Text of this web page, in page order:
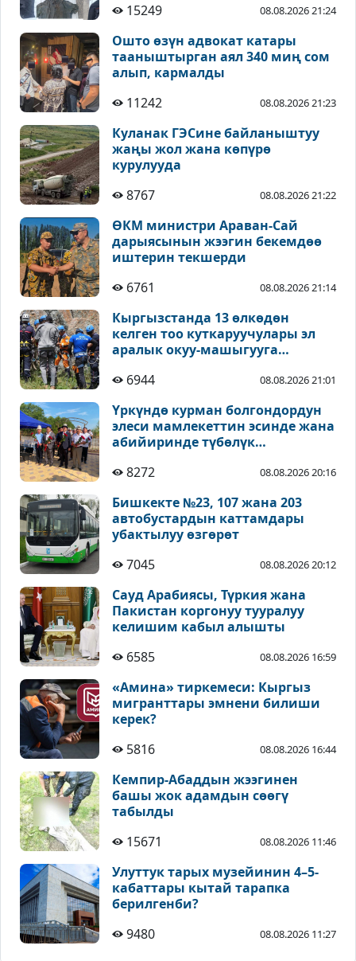
15249
08.08.2026 21:24
Ошто өзүн адвокат катары
тааныштырган аял 340 миң сом
алып, кармалды
11242
08.08.2026 21:23
Куланак ГЭСине байланыштуу
жаңы жол жана көпүрө
курулууда
8767
08.08.2026 21:22
ӨКМ министри Араван-Сай
дарыясынын жээгин бекемдөө
иштерин текшерди
6761
08.08.2026 21:14
Кыргызстанда 13 өлкөдөн
келген тоо куткаруучулары эл
аралык окуу-машыгууга
6944
08.08.2026 21:01
Үркүндө курман болгондордун
элеси мамлекеттин эсинде жана
абийиринде түбөлүк
8272
08.08.2026 20:16
Бишкекте №23, 107 жана 203
автобустардын каттамдары
убактылуу өзгөрөт
7045
08.08.2026 20:12
Сауд Арабиясы, Түркия жана
Пакистан коргонуу тууралуу
келишим кабыл алышты
6585
08.08.2026 16:59
«Амина» тиркемеси: Кыргыз
мигранттары эмнени билиши
керек?
5816
08.08.2026 16:44
Кемпир-Абаддын жээгинен
башы жок адамдын сөөгү
табылды
15671
08.08.2026 11:46
Улуттук тарых музейинин 4–5-
кабаттары кытай тарапка
берилгенби?
9480
08.08.2026 11:27